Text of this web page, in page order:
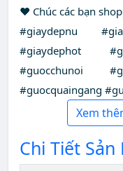
❤️ Chúc các bạn
#giaydepnu
#giaydephot
#guocchunoi
#guocquaingang
Xem
Chi Tiết Sản